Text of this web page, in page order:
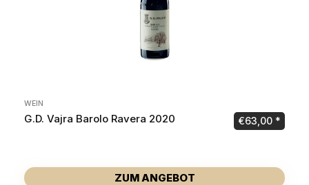
WEIN
G.D. Vajra Barolo Ravera 2020 €63,00
ZUM ANGEBOT